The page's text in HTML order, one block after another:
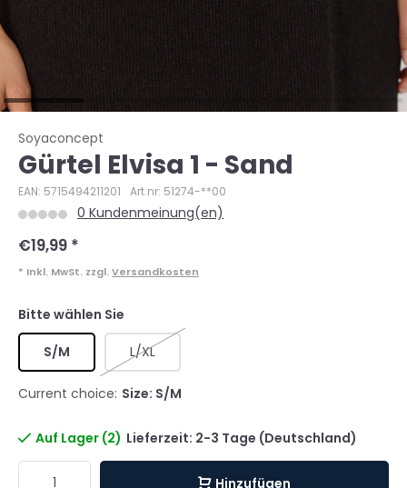
Soyaconcept
Gürtel Elvisa 1 - Sand
EAN: 5715494211201 Art.nr: 51274-**00
0 Kundenmeinung(en)
€19,99 *
* Inkl. MwSt. zzgl. Versandkosten
Bitte wählen Sie
S/M L/XL
Current choice: Size: S/M
Auf Lager (2) Lieferzeit: 2-3 Tage (Deutschland)
Hinzufügen